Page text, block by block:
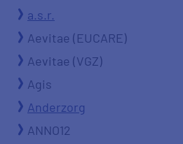
a.s.r.
Aevitae (EUCARE)
Aevitae (VGZ)
Agis
Anderzorg
ANNO12